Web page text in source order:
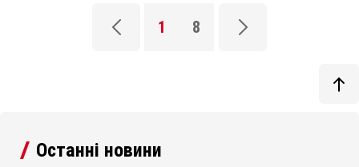
1 8
Останні новини